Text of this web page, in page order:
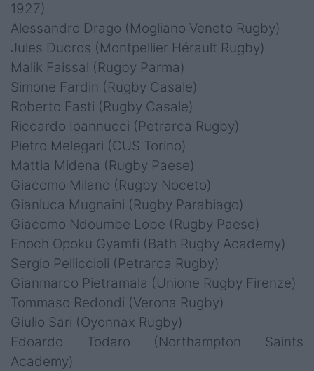
1927)
Alessandro Drago (Mogliano Veneto Rugby)
Jules Ducros (Montpellier Hérault Rugby)
Malik Faissal (Rugby Parma)
Simone Fardin (Rugby Casale)
Roberto Fasti (Rugby Casale)
Riccardo Ioannucci (Petrarca Rugby)
Pietro Melegari (CUS Torino)
Mattia Midena (Rugby Paese)
Giacomo Milano (Rugby Noceto)
Gianluca Mugnaini (Rugby Parabiago)
Giacomo Ndoumbe Lobe (Rugby Paese)
Enoch Opoku Gyamfi (Bath Rugby Academy)
Sergio Pelliccioli (Petrarca Rugby)
Gianmarco Pietramala (Unione Rugby Firenze)
Tommaso Redondi (Verona Rugby)
Giulio Sari (Oyonnax Rugby)
Edoardo Todaro (Northampton Saints
Academy)